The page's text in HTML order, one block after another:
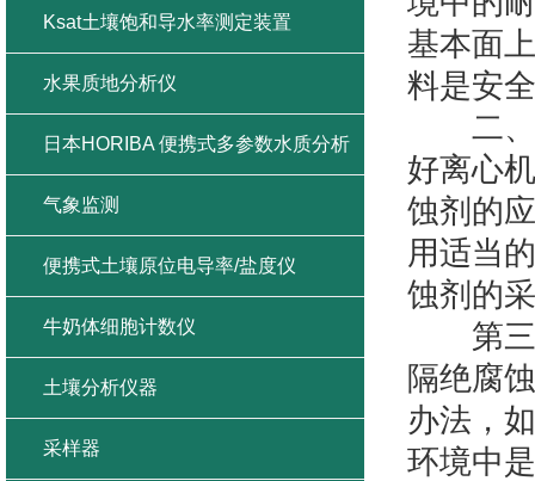
基本面
料是安
二、
好离心
蚀剂的
用适当
蚀剂的
第三
隔绝腐
办法，
环境中
射/紫外辐射/总辐射
Ksat土壤饱和导水率测定装置
水果质地分析仪
日本HORIBA 便携式多参数水质分析
仪
气象监测
便携式土壤原位电导率/盐度仪
牛奶体细胞计数仪
土壤分析仪器
采样器